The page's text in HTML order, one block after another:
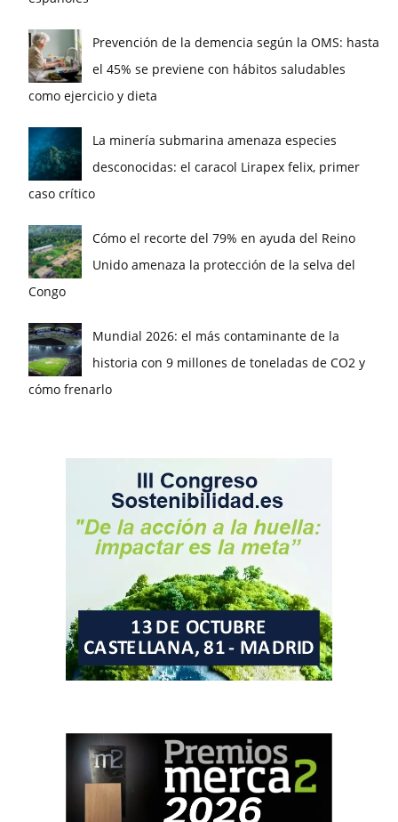
Prevención de la demencia según la OMS: hasta
el 45% se previene con hábitos saludables
como ejercicio y dieta
La minería submarina amenaza especies
desconocidas: el caracol Lirapex felix, primer
caso crítico
Cómo el recorte del 79% en ayuda del Reino
Unido amenaza la protección de la selva del
Congo
Mundial 2026: el más contaminante de la
historia con 9 millones de toneladas de CO2 y
cómo frenarlo